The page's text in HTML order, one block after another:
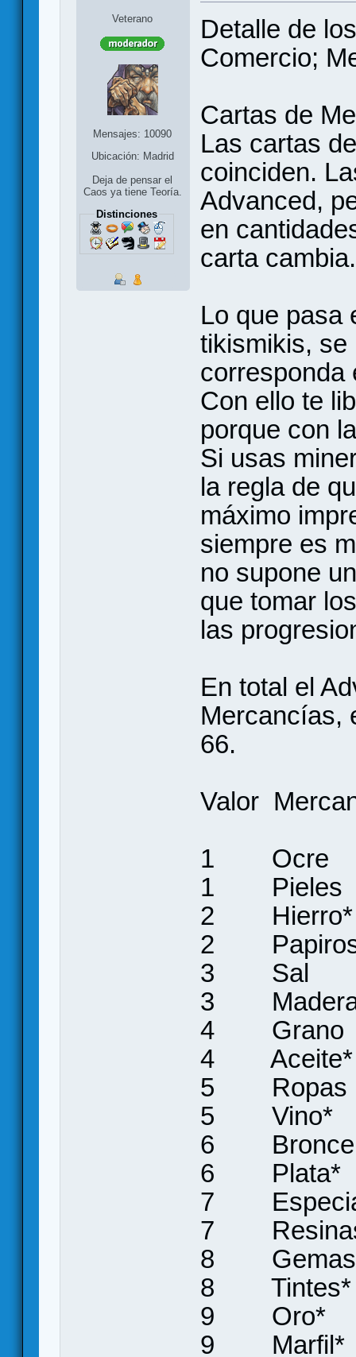
Veterano
Mensajes: 10090
Ubicación: Madrid
Deja de pensar el
Caos ya tiene Teoría.
Distinciones
Detalle de
Comercio;
Cartas de
Las cartas
coinciden.
Advanced,
en
carta cambia.
Lo que pasa
tikismikis, se
corresponda
Con ello te
porque con
Si usas
la regla de
máximo
siempre es
no supone
que tomar
las
En total el
Mercancías,
66.
Valor
1
1
2
2
3
3
4
4
5
5
6
6
7
7
8
8
9
9